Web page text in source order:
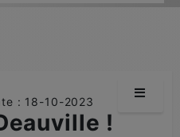
: 18-10-2023
!